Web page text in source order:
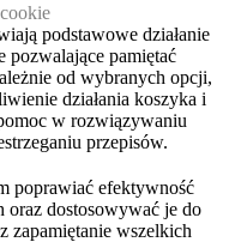
podstawowe działanie
pamiętać
od wybranych opcji,
działania koszyka i
w rozwiązywaniu
przepisów.
poprawiać efektywność
oraz dostosowywać je do
zapamiętanie wszelkich